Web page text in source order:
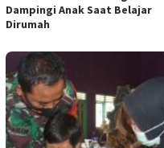
Dampingi Anak Saat Belajar
Dirumah